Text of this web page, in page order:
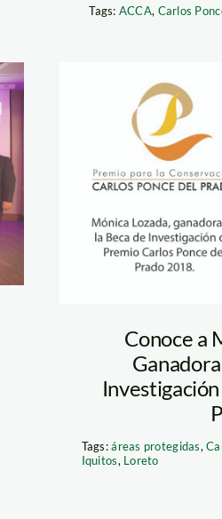
Tags: ACCA, Carlos
carlos-
prado
Conoce a
Tags:áreas protegidas,
Iquitos, Loreto